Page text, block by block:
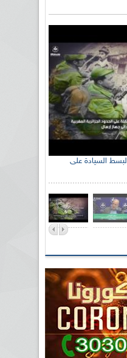
الإذاعة الجزائرية تحي الذكرى 59 لبسط السيادة على